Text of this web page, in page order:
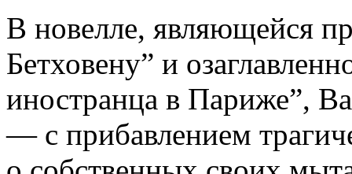
В новелле, являющейся
Бетховену” и
иностранца в Париже”,
— с прибавлением